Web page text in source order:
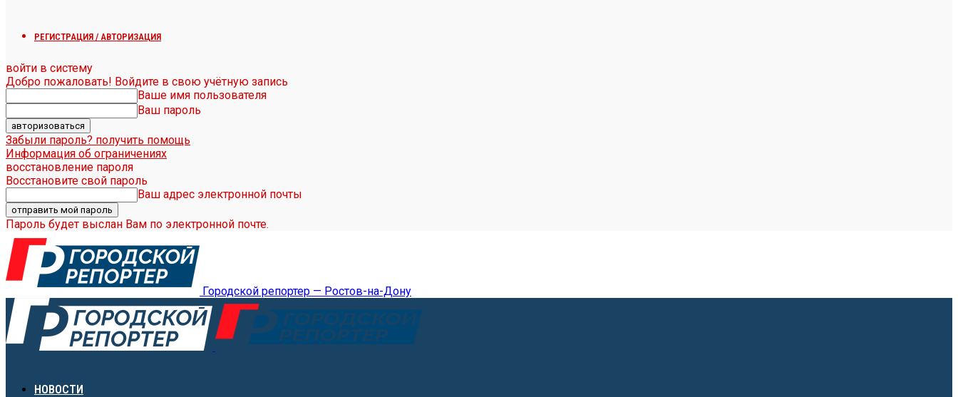
РЕГИСТРАЦИЯ / АВТОРИЗАЦИЯ
войти в систему
Добро пожаловать! Войдите в свою учётную запись
Ваше имя пользователя
Ваш пароль
Забыли пароль? получить помощь
Информация об ограничениях
восстановление пароля
Восстановите свой пароль
Ваш адрес электронной почты
Пароль будет выслан Вам по электронной почте.
Городской репортер — Ростов-на-Дону
НОВОСТИ